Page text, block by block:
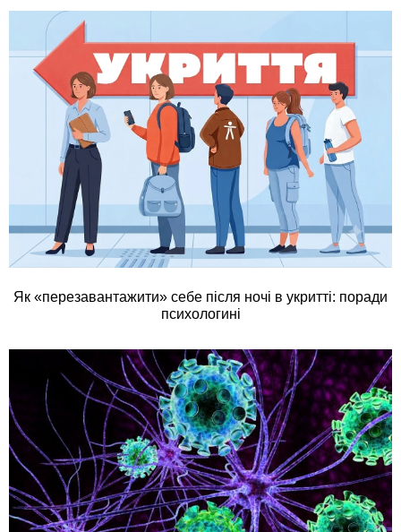
Як «перезавантажити» себе після ночі в укритті: поради
психологині